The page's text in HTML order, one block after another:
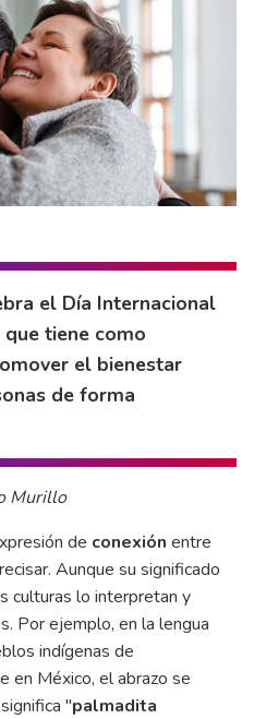
el Día Internacional
tiene como
el bienestar
de forma
Murillo
de conexión entre
Aunque su significado
culturas lo interpretan y
Por ejemplo, en la lengua
indígenas de
en México, el abrazo se
"palmadita